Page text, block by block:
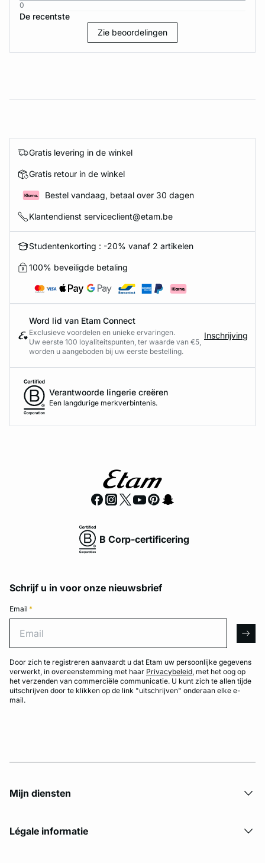
0
De recentste
Zie beoordelingen
Gratis levering in de winkel
Gratis retour in de winkel
Bestel vandaag, betaal over 30 dagen
Klantendienst serviceclient@etam.be
Studentenkorting : -20% vanaf 2 artikelen
100% beveiligde betaling
Word lid van Etam Connect
Exclusieve voordelen en unieke ervaringen.
Uw eerste 100 loyaliteitspunten, ter waarde van €5,
worden u aangeboden bij uw eerste bestelling.
Inschrijving
Verantwoorde lingerie creëren
Een langdurige merkverbintenis.
B Corp-certificering
Schrijf u in voor onze nieuwsbrief
Email *
Door zich te registreren aanvaardt u dat Etam uw persoonlijke gegevens
verwerkt, in overeenstemming met haar Privacybeleid, met het oog op
het verzenden van commerciële communicatie. U kunt zich te allen tijde
uitschrijven door te klikken op de link "uitschrijven" onderaan elke e-
mail.
Mijn diensten
Légale informatie